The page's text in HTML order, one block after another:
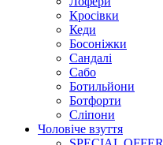
Кросівки
Кеди
Босоніжки
Сандалі
Сабо
Ботильйони
Ботфорти
Сліпони
Чоловіче взуття